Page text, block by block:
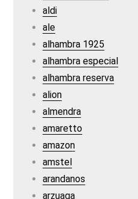
aldi
ale
alhambra 1925
alhambra especial
alhambra reserva
alion
almendra
amaretto
amazon
amstel
arandanos
arzuaga